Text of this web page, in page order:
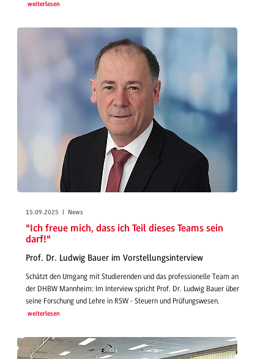
weiterlesen
15.09.2025 | News
"Ich freue mich, dass ich Teil dieses Teams sein
darf!"
Prof. Dr. Ludwig Bauer im Vorstellungsinterview
Schätzt den Umgang mit Studierenden und das professionelle Team an
der DHBW Mannheim: Im Interview spricht Prof. Dr. Ludwig Bauer über
seine Forschung und Lehre in RSW - Steuern und Prüfungswesen.
weiterlesen